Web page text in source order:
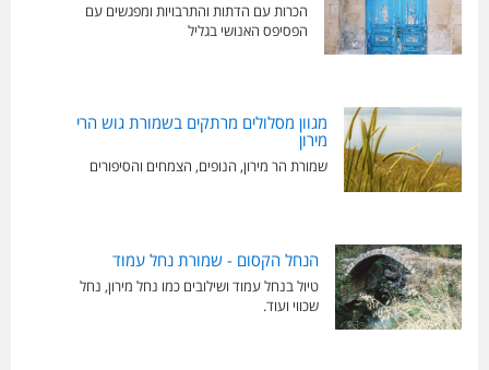
הכרות עם הדתות והתרבויות ומפגשים עם
הפסיפס האנושי בגליל
מגוון מסלולים מרתקים בשמורת גוש הרי
מירון
שמורת הר מירון, הנופים, הצמחים והסיפורים
הנחל הקסום - שמורת נחל עמוד
טיול בנחל עמוד ושילובים כמו נחל מירון, נחל
שכווי ועוד.